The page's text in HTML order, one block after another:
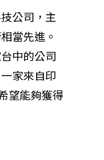
公司，主
當先進。
中的公司
家來自印
望能夠獲得